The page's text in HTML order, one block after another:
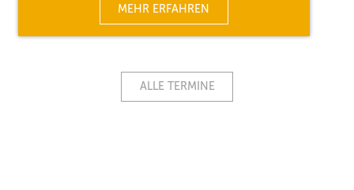
MEHR ERFAHREN
ALLE TERMINE